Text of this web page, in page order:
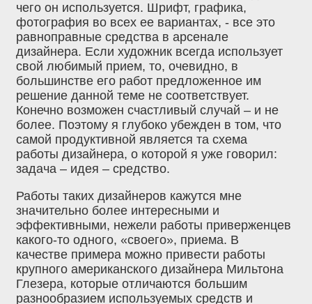
чего он используется. Шрифт, графика,
фотография во всех ее вариантах, - все это
равноправные средства в арсенале
дизайнера. Если художник всегда использует
свой любимый прием, то, очевидно, в
большинстве его работ предложенное им
решение данной теме не соответствует.
Конечно возможен счастливый случай – и не
более. Поэтому я глубоко убежден в том, что
самой продуктивной является та схема
работы дизайнера, о которой я уже говорил:
задача – идея – средство.
Работы таких дизайнеров кажутся мне
значительно более интересными и
эффективными, нежели работы приверженцев
какого-то одного, «своего», приема. В
качестве примера можно привести работы
крупного американского дизайнера Мильтона
Глезера, которые отличаются большим
разнообразием используемых средств и